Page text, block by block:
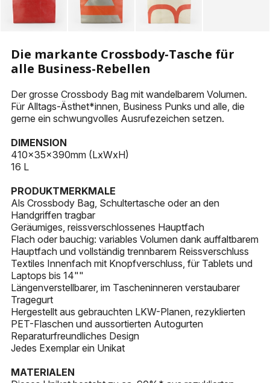
Die markante Crossbody-Tasche für
alle Business-Rebellen
Der grosse Crossbody Bag mit wandelbarem Volumen.
Für Alltags-Ästhet*innen, Business Punks und alle, die
gerne ein schwungvolles Ausrufezeichen setzen.
DIMENSION
410x35x390mm (LxWxH)
16 L
PRODUKTMERKMALE
Als Crossbody Bag, Schultertasche oder an den
Handgriffen tragbar
Geräumiges, reissverschlossenes Hauptfach
Flach oder bauchig: variables Volumen dank auffaltbarem
Hauptfach und vollständig trennbarem Reissverschluss
Textiles Innenfach mit Knopfverschluss, für Tablets und
Laptops bis 14""
Längenverstellbarer, im Tascheninneren verstaubarer
Tragegurt
Hergestellt aus gebrauchten LKW-Planen, rezyklierten
PET-Flaschen und aussortierten Autogurten
Reparaturfreundliches Design
Jedes Exemplar ein Unikat
MATERIALEN